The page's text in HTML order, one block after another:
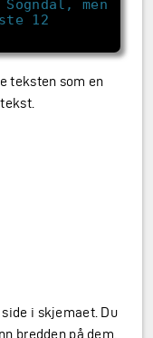
men
12
teksten som en
i skjemaet. Du
bredden på dem.